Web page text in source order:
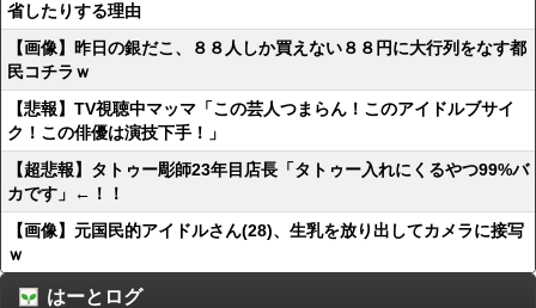
省したりする理由
【画像】昨日の銀だこ、８８人しか買えない８８円に大行列をなす都
民コチラｗ
【悲報】TV視聴中マッマ「この芸人つまらん！このアイドルブサイ
ク！この俳優は演技下手！」
【超悲報】タトゥー彫師23年目店長「タトゥー入れにくるやつ99%バ
カです」←！！
【画像】元国民的アイドルさん(28)、生乳を放り出してカメラに接写
ｗ
はーとログ